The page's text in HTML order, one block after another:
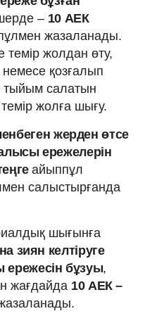
– 10 АЕК
жазаланады.
темір жолдан өту,
қозғалып
тыйым салатын
темір жолға шығу.
жерден өтсе
ережелерін
айыппұл
салыстырғанда
шығынға
зиян келтіруге
ережесін бұзуы,
жағдайда 10 АЕК –